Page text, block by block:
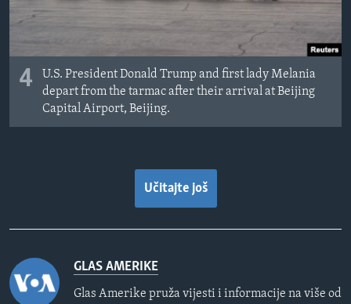
4
U.S. President Donald Trump and first lady Melania
depart from the tarmac after their arrival at Beijing
Capital Airport, Beijing.
Učitajte još
GLAS AMERIKE
Glas Amerike pruža vijesti i informacije na više od